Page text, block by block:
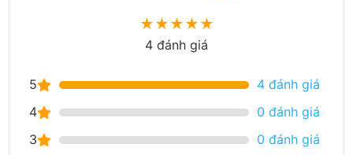
★★★★★
4 đánh giá
5
4 đánh giá
4
0 đánh giá
3
0 đánh giá